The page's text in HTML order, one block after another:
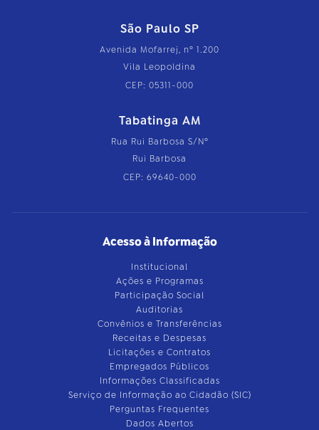
São Paulo SP
Avenida Mofarrej, nº 1.200
Vila Leopoldina
CEP: 05311-000
Tabatinga AM
Rua Rui Barbosa S/Nº
Rui Barbosa
CEP: 69640-000
Acesso à Informação
Institucional
Ações e Programas
Participação Social
Auditorias
Convênios e Transferências
Receitas e Despesas
Licitações e Contratos
Empregados Públicos
Informações Classificadas
Serviço de Informação ao Cidadão (SIC)
Perguntas Frequentes
Dados Abertos